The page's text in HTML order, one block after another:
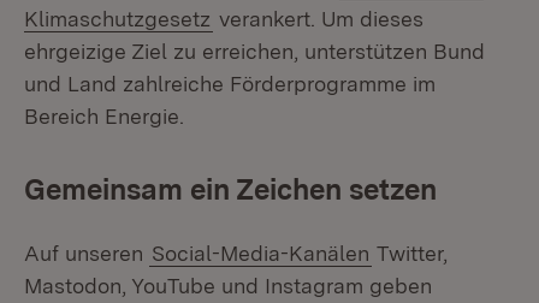
Klimaschutzgesetz (Öffnet in neuem Fenster)
verankert. Um dieses
ehrgeizige Ziel zu erreichen, unterstützen Bund
und Land zahlreiche Förderprogramme im
Bereich Energie.
Gemeinsam ein Zeichen setzen
Auf unseren Social-Media-Kanälen Twitter,
Mastodon, YouTube und Instagram geben